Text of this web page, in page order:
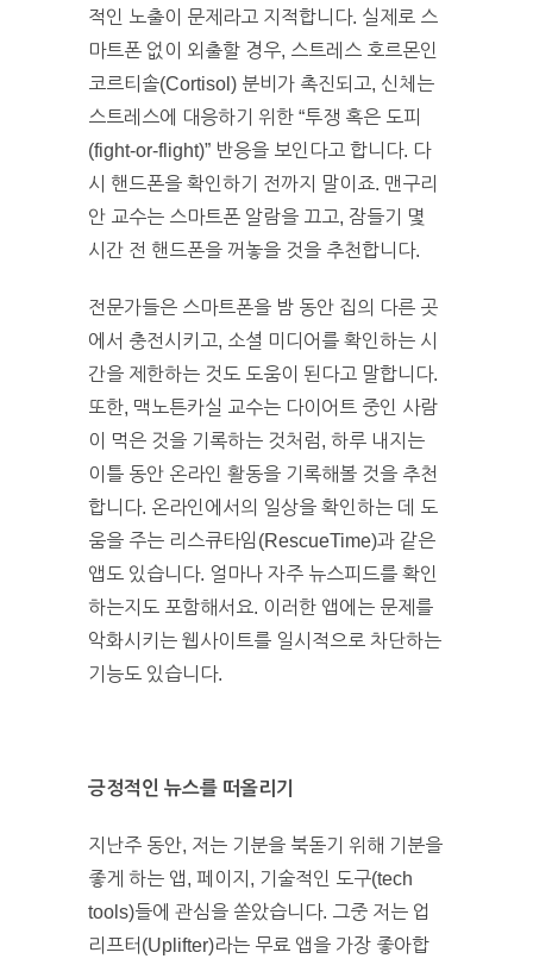
적인 노출이 문제라고 지적합니다. 실제로 스
마트폰 없이 외출할 경우, 스트레스 호르몬인
코르티솔(Cortisol) 분비가 촉진되고, 신체는
스트레스에 대응하기 위한 “투쟁 혹은 도피
(fight-or-flight)” 반응을 보인다고 합니다. 다
시 핸드폰을 확인하기 전까지 말이죠. 맨구리
안 교수는 스마트폰 알람을 끄고, 잠들기 몇
시간 전 핸드폰을 꺼놓을 것을 추천합니다.
전문가들은 스마트폰을 밤 동안 집의 다른 곳
에서 충전시키고, 소셜 미디어를 확인하는 시
간을 제한하는 것도 도움이 된다고 말합니다.
또한, 맥노튼카실 교수는 다이어트 중인 사람
이 먹은 것을 기록하는 것처럼, 하루 내지는
이틀 동안 온라인 활동을 기록해볼 것을 추천
합니다. 온라인에서의 일상을 확인하는 데 도
움을 주는 리스큐타임(RescueTime)과 같은
앱도 있습니다. 얼마나 자주 뉴스피드를 확인
하는지도 포함해서요. 이러한 앱에는 문제를
악화시키는 웹사이트를 일시적으로 차단하는
기능도 있습니다.
긍정적인 뉴스를 떠올리기
지난주 동안, 저는 기분을 북돋기 위해 기분을
좋게 하는 앱, 페이지, 기술적인 도구(tech
tools)들에 관심을 쏟았습니다. 그중 저는 업
리프터(Uplifter)라는 무료 앱을 가장 좋아합